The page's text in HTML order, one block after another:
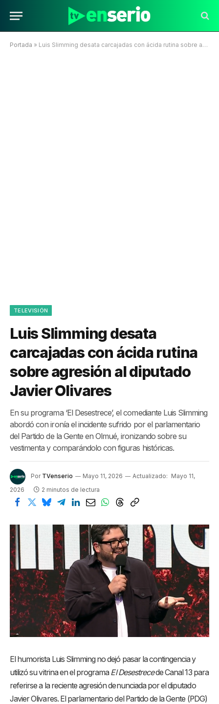
Portada » Luis Slimming desata carcajadas con ácida rutina sobre agresión al diputado Javier Olivares
TELEVISIÓN
Luis Slimming desata
carcajadas con ácida rutina
sobre agresión al diputado
Javier Olivares
En su programa ‘El Desestrece’, el comediante Luis Slimming
abordó con ironía el incidente sufrido por el parlamentario
del Partido de la Gente en Olmué, ironizando sobre su
vestimenta y comparándolo con figuras históricas.
Por TVenserio Mayo 11, 2026 Actualizado: Mayo 11,
2026
2 minutos de lectura
El humorista Luis Slimming no dejó pasar la contingencia y
utilizó su vitrina en el programa El Desestrecede Canal 13 para
referirse a la reciente agresión denunciada por el diputado
Javier Olivares. El parlamentario del Partido de la Gente (PDG)